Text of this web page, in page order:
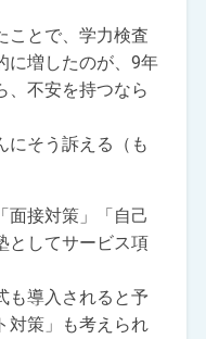
とで、学力検査
に増したのが、9年
、不安を持つなら
そう訴える（も
接対策」「自己
としてサービス項
導入されると予
対策」も考えられ